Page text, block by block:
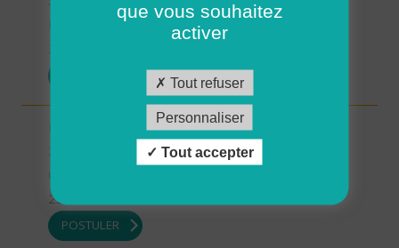
Possibilité de CDI ou CDD
Intervenant à Domicile sur ROSCOFF (H/F)
22/12/2025
POSTULER
que vous souhaitez
activer
Tout refuser
Personnaliser
Tout accepter